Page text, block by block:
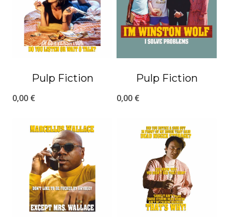
Pulp Fiction
0,00 €
Pulp Fiction
0,00 €